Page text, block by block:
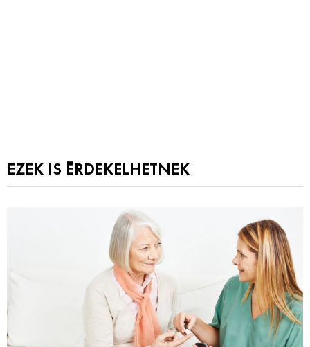
EZEK IS ÉRDEKELHETNEK